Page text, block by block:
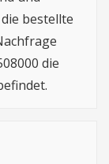
bestellte
die